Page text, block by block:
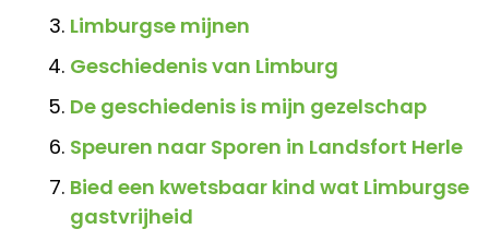
Limburgse mijnen
Geschiedenis van Limburg
De geschiedenis is mijn gezelschap
Speuren naar Sporen in Landsfort Herle
Bied een kwetsbaar kind wat Limburgse
gastvrijheid